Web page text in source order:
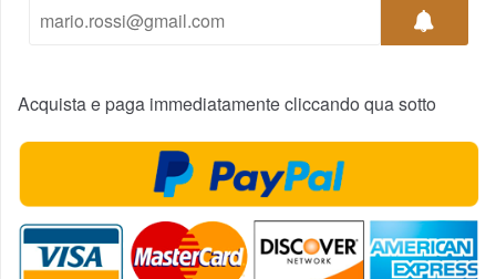
Acquista e paga immediatamente cliccando qua sotto